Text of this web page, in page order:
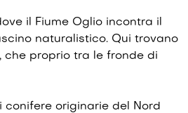
il Fiume Oglio incontra il
naturalistico. Qui trovano
, che proprio tra le fronde di
conifere originarie del Nord